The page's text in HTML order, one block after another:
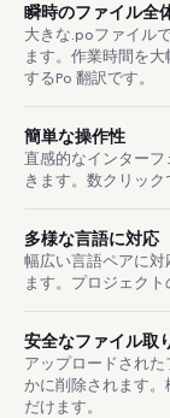
瞬時のファイル全
大きな.poファイル
ます。作業時間を
するPo 翻訳です。
簡単な操作性
直感的なインター
きます。数クリック
多様な言語に対応
幅広い言語ペアに
ます。プロジェク
安全なファイル取
アップロードされ
かに削除されます
だけます。